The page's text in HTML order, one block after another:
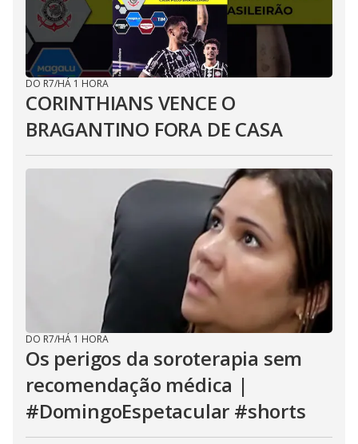
DO R7/HÁ 1 HORA
CORINTHIANS VENCE O
BRAGANTINO FORA DE CASA
DO R7/HÁ 1 HORA
Os perigos da soroterapia sem
recomendação médica |
#DomingoEspetacular #shorts